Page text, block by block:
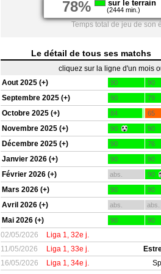
78% sur le terrain
(2444 min.)
Temps total de jeu de son
Le détail de tous ses matchs
cliquez sur la ligne d'un mois
Aout 2025 (+)
90 90
Septembre 2025 (+) 90 79
Octobre 2025 (+) 84 65
Novembre 2025 (+) 90 90
Décembre 2025 (+) 90 76
Janvier 2026 (+) 90 90
Février 2026 (+) abs. 90
Mars 2026 (+) 90 90
Avril 2026 (+) abs. abs.
Mai 2026 (+) 90 90
02/05/2026 Liga 1, 32e j.
11/05/2026
Liga 1, 33e j.
16/05/2026
Liga 1, 34e j.